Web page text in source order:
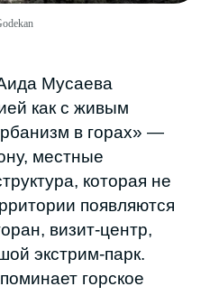
люди, какие
ремёсла